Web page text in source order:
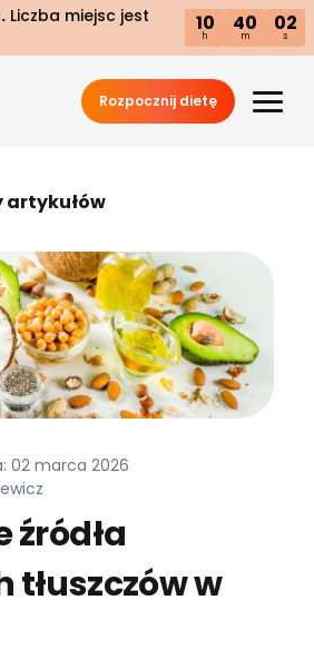
Liczba miejsc jest
10
h
40
m
01
s
Rozpocznij dietę
artykułów
02 marca 2026
źródła
tłuszczów w